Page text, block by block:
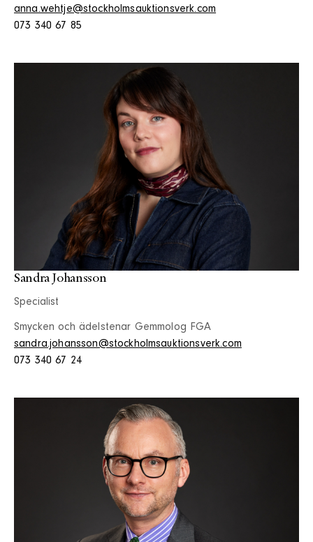
anna.wehtje@stockholmsauktionsverk.com
073 340 67 85
Sandra Johansson
Specialist
Smycken och ädelstenar Gemmolog FGA
sandra.johansson@stockholmsauktionsverk.com
073 340 67 24